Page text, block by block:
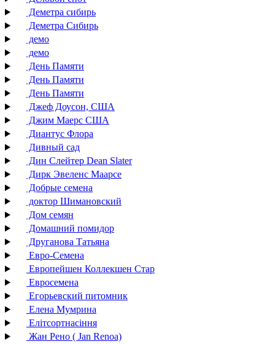
Деметра сибирь
Деметра Сибирь
демо
демо
День Памяти
День Памяти
День Памяти
Джеф Доусон, США
Джим Маерс США
Диантус Флора
Дивный сад
Дин Слейтер Dean Slater
Дирк Эвеленс Маарсе
Добрые семена
доктор Шимановский
Дом семян
Домашний помидор
Друганова Татьяна
Евро-Семена
Европейшен Коллекшен Стар
Евросемена
Егорьевский питомник
Елена Мумрина
Елітсортнасіння
Жан Рено ( Jan Renoa)